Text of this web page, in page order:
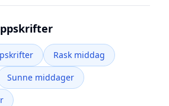
Rask middag
Sunne middager